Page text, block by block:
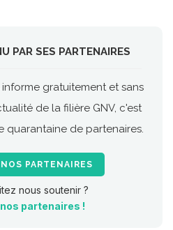
PAR SES PARTENAIRES
gratuitement et sans
de la filière GNV, c'est
quarantaine de partenaires.
PARTENAIRES
nous soutenir ?
partenaires !